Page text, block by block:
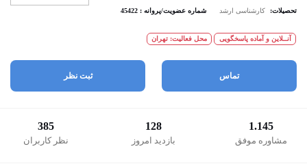
تحصیلات: کارشناسی ارشد شماره عضویت/پروانه : 45422
آنــلاین و آماده پاسخگویی محل فعالیت: تهران
تماس ثبت نظر
1.145
مشاوره موفق
128
بازدید امروز
385
نظر کاربران